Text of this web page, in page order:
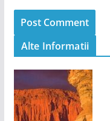
Alte Informatii